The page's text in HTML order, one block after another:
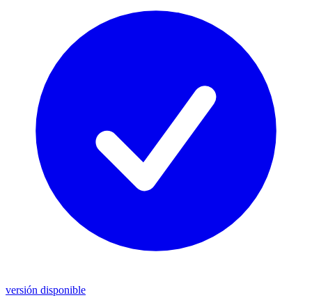
versión disponible